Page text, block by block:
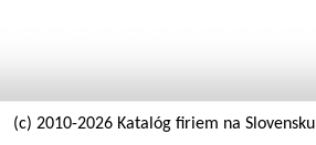
(c) 2010-2026 Katalóg firiem na Slovensku